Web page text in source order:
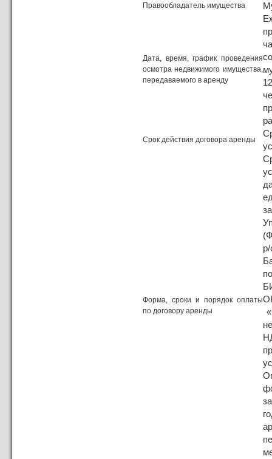
Правообладатель имущества
Дата, время, график проведения
осмотра недвижимого имущества,
передаваемого в аренду
Срок действия договора аренды
Форма, сроки и порядок оплаты
по договору аренды